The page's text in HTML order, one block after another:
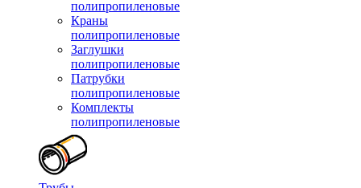
полипропиленовые
Краны
полипропиленовые
Заглушки
полипропиленовые
Патрубки
полипропиленовые
Комплекты
полипропиленовые